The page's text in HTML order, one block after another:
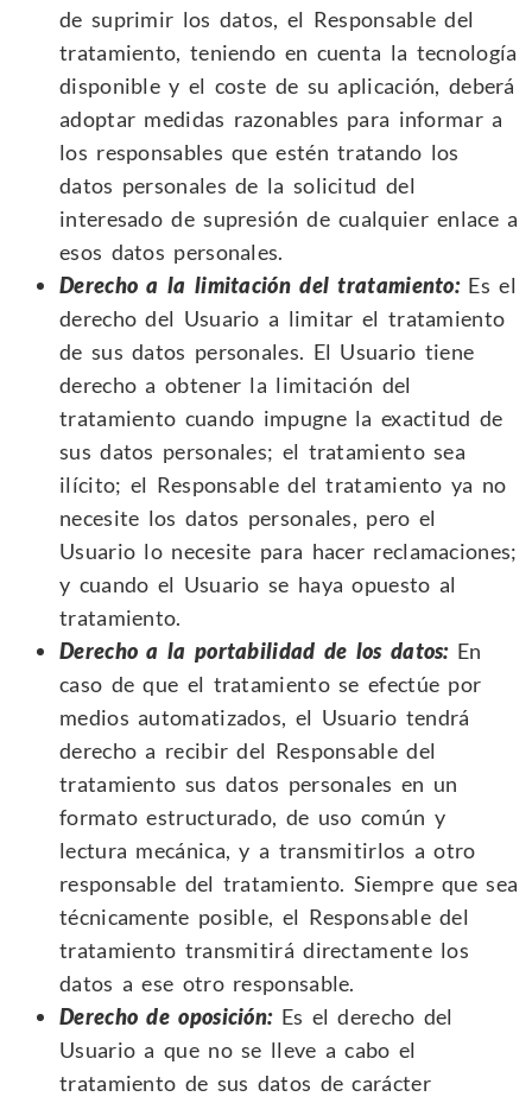
de suprimir los datos, el Responsable del
tratamiento, teniendo en cuenta la tecnología
disponible y el coste de su aplicación, deberá
adoptar medidas razonables para informar a
los responsables que estén tratando los
datos personales de la solicitud del
interesado de supresión de cualquier enlace a
esos datos personales.
Derecho a la limitación del tratamiento:Es el
derecho del Usuario a limitar el tratamiento
de sus datos personales. El Usuario tiene
derecho a obtener la limitación del
tratamiento cuando impugne la exactitud de
sus datos personales; el tratamiento sea
ilícito; el Responsable del tratamiento ya no
necesite los datos personales, pero el
Usuario lo necesite para hacer reclamaciones;
y cuando el Usuario se haya opuesto al
tratamiento.
Derecho a la portabilidad de los datos:En
caso de que el tratamiento se efectúe por
medios automatizados, el Usuario tendrá
derecho a recibir del Responsable del
tratamiento sus datos personales en un
formato estructurado, de uso común y
lectura mecánica, y a transmitirlos a otro
responsable del tratamiento. Siempre que sea
técnicamente posible, el Responsable del
tratamiento transmitirá directamente los
datos a ese otro responsable.
Derecho de oposición:Es el derecho del
Usuario a que no se lleve a cabo el
tratamiento de sus datos de carácter